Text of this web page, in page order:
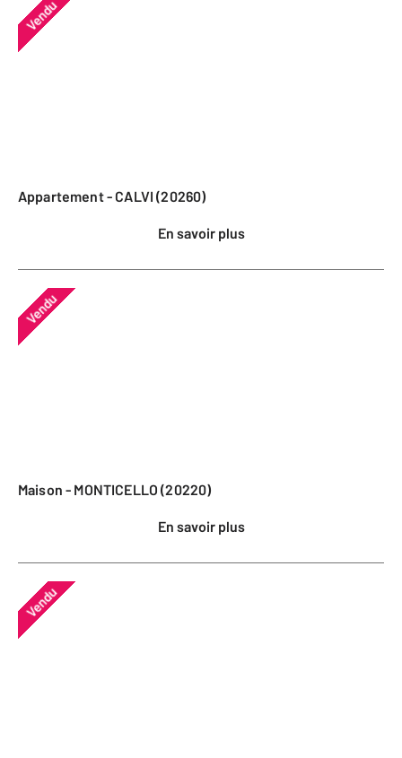
Vendu
Appartement - CALVI (20260)
En savoir plus
Vendu
Maison - MONTICELLO (20220)
En savoir plus
Vendu